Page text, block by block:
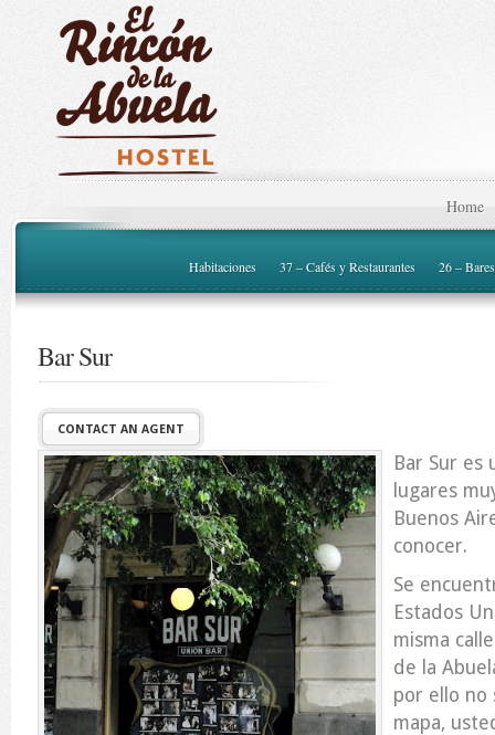
Home
Habitaciones 37 – Cafés y Restaurantes 26 –
Bar Sur
CONTACT AN AGENT
Bar Sur es
lugares
Buenos
conocer.
Se
Estados
misma
de la
por ello no
mapa,